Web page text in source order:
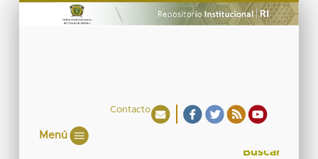
Contacto
Menú
Buscar